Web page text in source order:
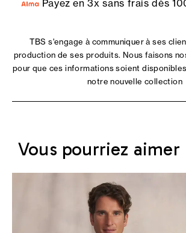
Payez en 3x sans frais dès
TBS s'engage à communiquer à ses
production de ses produits. Nous faisons
pour que ces informations soient
notre nouvelle collection
Vous pourriez aimer